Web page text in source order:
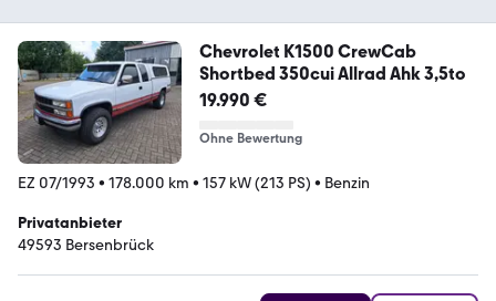
Chevrolet K1500 CrewCab
Shortbed 350cui Allrad Ahk 3,5to
19.990 €
Ohne Bewertung
EZ 07/1993 • 178.000 km • 157 kW (213 PS) • Benzin
Privatanbieter
49593 Bersenbrück